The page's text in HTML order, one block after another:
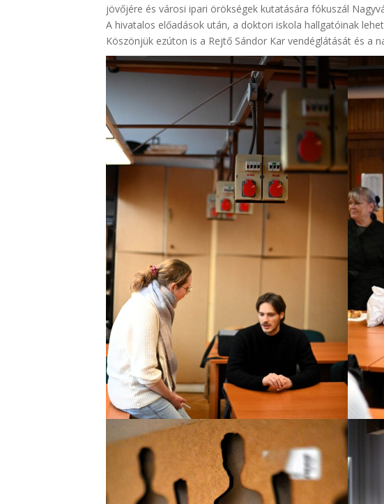
jövőjére és városi ipari örökségek kutatására fókuszál
A hivatalos előadások után, a doktori iskola hallgatóinak
Köszönjük ezúton is a Rejtő Sándor Kar vendéglátását és a